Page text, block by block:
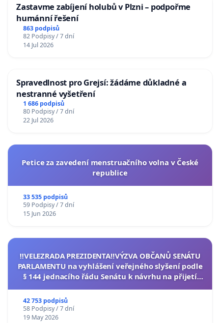
Zastavme zabíjení holubů v Plzni – podpořme
humánní řešení
863 podpisů
82 Podpisy / 7 dní
14 Jul 2026
Spravedlnost pro Grejsí: žádáme důkladné a
nestranné vyšetření
1 686 podpisů
80 Podpisy / 7 dní
22 Jul 2026
Petice za zavedení menstruačního volna v České
republice
33 535 podpisů
59 Podpisy / 7 dní
15 Jun 2026
‼️VELEZRADA PREZIDENTA‼️VÝZVA OBČANŮ SENÁTU
PARLAMENTU na vyhlášení veřejného slyšení podle
§ 144 jednacího řádu Senátu k návrhu na přijetí
42 753 podpisů
58 Podpisy / 7 dní
19 May 2026